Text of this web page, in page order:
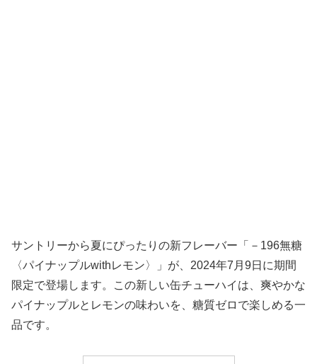
サントリーから夏にぴったりの新フレーバー「－196無糖
〈パイナップルwithレモン〉」が、2024年7月9日に期間
限定で登場します。この新しい缶チューハイは、爽やかな
パイナップルとレモンの味わいを、糖質ゼロで楽しめる一
品です。